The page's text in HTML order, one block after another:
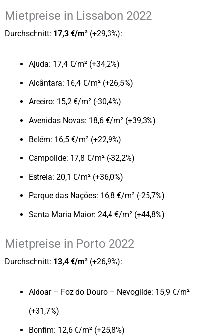
Mietpreise in Lissabon 2022
Durchschnitt: 17,3 €/m² (+29,3%):
Ajuda: 17,4 €/m² (+34,2%)
Alcântara: 16,4 €/m² (+26,5%)
Areeiro: 15,2 €/m² (-30,4%)
Avenidas Novas: 18,6 €/m² (+39,3%)
Belém: 16,5 €/m² (+22,9%)
Campolide: 17,8 €/m² (-32,2%)
Estrela: 20,1 €/m² (+36,0%)
Parque das Nações: 16,8 €/m² (-25,7%)
Santa Maria Maior: 24,4 €/m² (+44,8%)
Mietpreise in Porto 2022
Durchschnitt: 13,4 €/m² (+26,9%):
Aldoar – Foz do Douro – Nevogilde: 15,9 €/m²
(+31,7%)
Bonfim: 12,6 €/m² (+25,8%)